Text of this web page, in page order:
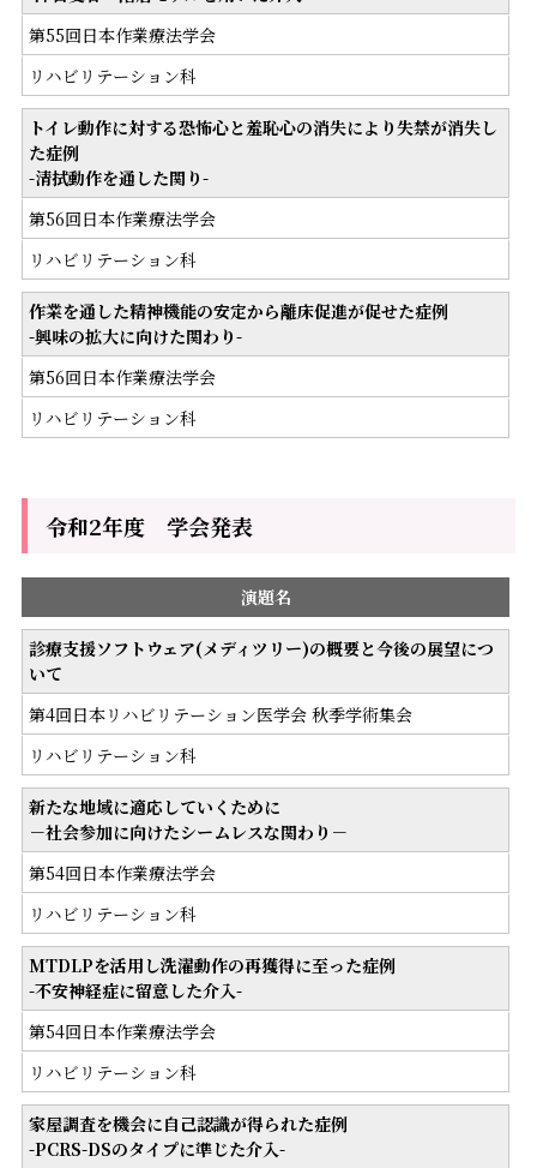
第55回日本作業療法学会
リハビリテーション科
トイレ動作に対する恐怖心と羞恥心の消失により失禁が消失し
た症例
-清拭動作を通した関り-
第56回日本作業療法学会
リハビリテーション科
作業を通した精神機能の安定から離床促進が促せた症例
-興味の拡大に向けた関わり-
第56回日本作業療法学会
リハビリテーション科
令和2年度 学会発表
演題名
診療支援ソフトウェア(メディツリー)の概要と今後の展望につ
いて
第4回日本リハビリテーション医学会 秋季学術集会
リハビリテーション科
新たな地域に適応していくために
－社会参加に向けたシームレスな関わり－
第54回日本作業療法学会
リハビリテーション科
MTDLPを活用し洗濯動作の再獲得に至った症例
-不安神経症に留意した介入-
第54回日本作業療法学会
リハビリテーション科
家屋調査を機会に自己認識が得られた症例
-PCRS-DSのタイプに準じた介入-